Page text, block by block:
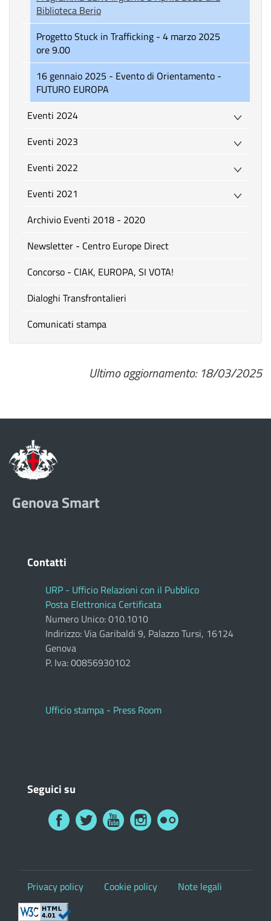
Biblioteca Berio
Progetto Stuck in Trafficking - 4 marzo 2025
ore 9.00
16 gennaio 2025 - Evento di Orientamento -
FUTURO EUROPA
Eventi 2024
Eventi 2023
Eventi 2022
Eventi 2021
Archivio Eventi 2018 - 2020
Newsletter - Centro Europe Direct
Concorso - CIAK, EUROPA, SI VOTA!
Dialoghi Transfrontalieri
Comunicati stampa
Ultimo aggiornamento: 18/03/2025
Genova Smart
Contatti
URP - Ufficio Relazioni con il Pubblico
Posta Elettronica Certificata
Numero Unico: 010.1010
Indirizzo: Via Garibaldi 9, Palazzo Tursi, 16124
Genova
P. Iva: 00856930102
Ufficio stampa - Press Room
Seguici su
Privacy policy Cookie policy Note legali